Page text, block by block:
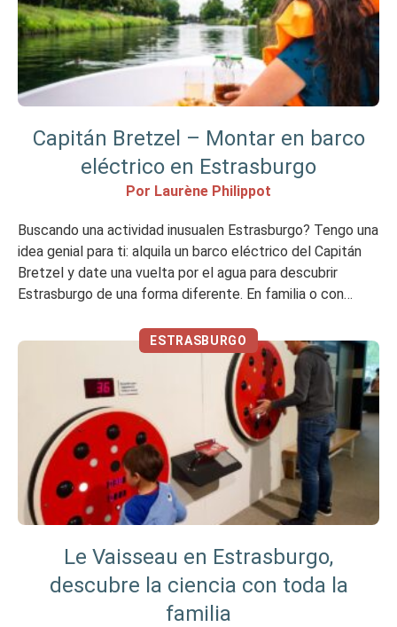
Capitán Bretzel – Montar en barco
eléctrico en Estrasburgo
Por Laurène Philippot
Buscando una actividad inusualen Estrasburgo? Tengo una
idea genial para ti: alquila un barco eléctrico del Capitán
Bretzel y date una vuelta por el agua para descubrir
Estrasburgo de una forma diferente. En familia o con
L’essentiel en un clin d’oeil Mon avis sur Captain Bretzel
ESTRASBURGO
Le Vaisseau en Estrasburgo,
descubre la ciencia con toda la
familia